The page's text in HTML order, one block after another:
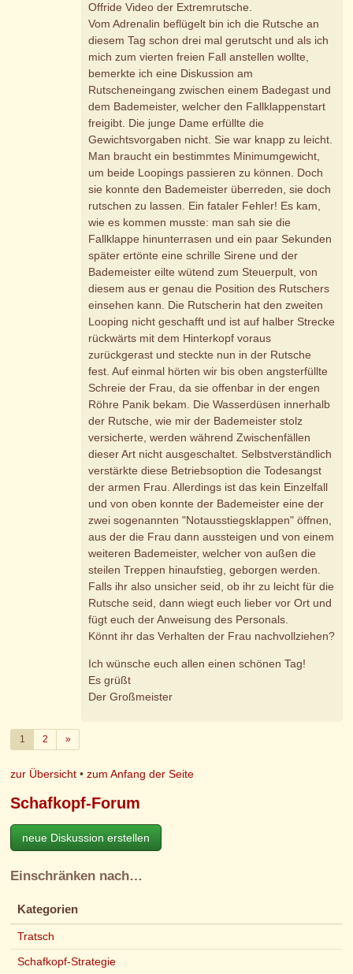
Offride Video der Extremrutsche.
Vom Adrenalin beflügelt bin ich die Rutsche an
diesem Tag schon drei mal gerutscht und als ich
mich zum vierten freien Fall anstellen wollte,
bemerkte ich eine Diskussion am
Rutscheneingang zwischen einem Badegast und
dem Bademeister, welcher den Fallklappenstart
freigibt. Die junge Dame erfüllte die
Gewichtsvorgaben nicht. Sie war knapp zu leicht.
Man braucht ein bestimmtes Minimumgewicht,
um beide Loopings passieren zu können. Doch
sie konnte den Bademeister überreden, sie doch
rutschen zu lassen. Ein fataler Fehler! Es kam,
wie es kommen musste: man sah sie die
Fallklappe hinunterrasen und ein paar Sekunden
später ertönte eine schrille Sirene und der
Bademeister eilte wütend zum Steuerpult, von
diesem aus er genau die Position des Rutschers
einsehen kann. Die Rutscherin hat den zweiten
Looping nicht geschafft und ist auf halber Strecke
rückwärts mit dem Hinterkopf voraus
zurückgerast und steckte nun in der Rutsche
fest. Auf einmal hörten wir bis oben angsterfüllte
Schreie der Frau, da sie offenbar in der engen
Röhre Panik bekam. Die Wasserdüsen innerhalb
der Rutsche, wie mir der Bademeister stolz
versicherte, werden während Zwischenfällen
dieser Art nicht ausgeschaltet. Selbstverständlich
verstärkte diese Betriebsoption die Todesangst
der armen Frau. Allerdings ist das kein Einzelfall
und von oben konnte der Bademeister eine der
zwei sogenannten "Notausstiegsklappen" öffnen,
aus der die Frau dann aussteigen und von einem
weiteren Bademeister, welcher von außen die
steilen Treppen hinaufstieg, geborgen werden.
Falls ihr also unsicher seid, ob ihr zu leicht für die
Rutsche seid, dann wiegt euch lieber vor Ort und
fügt euch der Anweisung des Personals.
Könnt ihr das Verhalten der Frau nachvollziehen?
Ich wünsche euch allen einen schönen Tag!
Es grüßt
Der Großmeister
1 2 »Weiter
zur Übersicht •zum Anfang der Seite
Schafkopf-Forum
neue Diskussion erstellen
Einschränken nach…
Kategorien
Tratsch
Schafkopf-Strategie